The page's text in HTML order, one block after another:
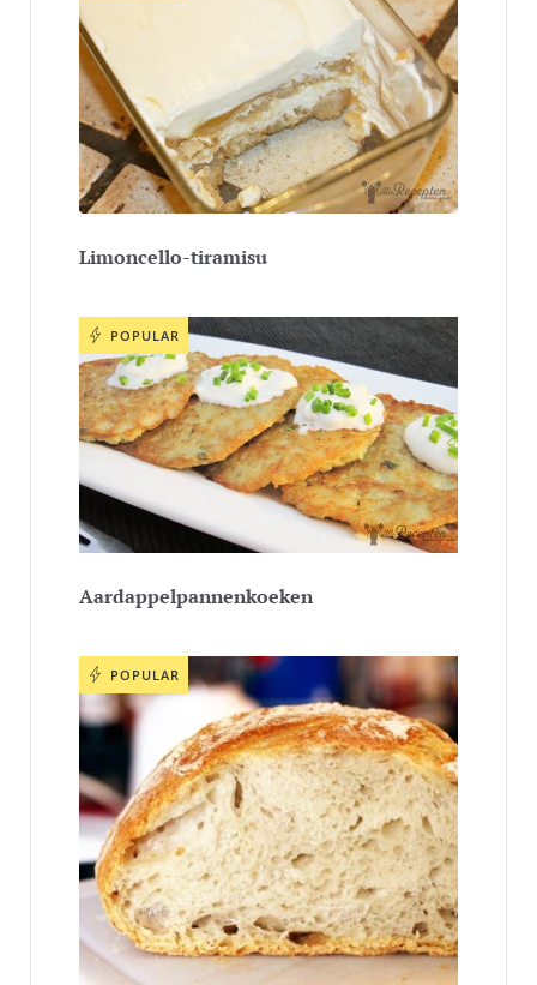
Limoncello-tiramisu
POPULAR
Aardappelpannenkoeken
POPULAR